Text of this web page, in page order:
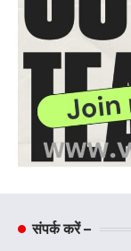
संपर्क करें –